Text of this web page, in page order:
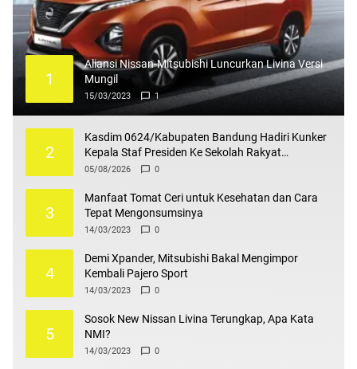
1
Aliansi Nissan-Mitsubishi Luncurkan Livina Versi
Mungil
15/03/2023 1
2
Kasdim 0624/Kabupaten Bandung Hadiri Kunker
Kepala Staf Presiden Ke Sekolah Rakyat
Terintegrasi 4
05/08/2026 0
3
Manfaat Tomat Ceri untuk Kesehatan dan Cara
Tepat Mengonsumsinya
14/03/2023 0
4
Demi Xpander, Mitsubishi Bakal Mengimpor
Kembali Pajero Sport
14/03/2023 0
5
Sosok New Nissan Livina Terungkap, Apa Kata
NMI?
14/03/2023 0